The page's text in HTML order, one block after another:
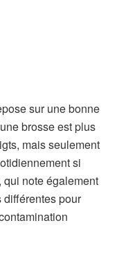
sur une bonne
brosse est plus
mais seulement
si
note également
pour